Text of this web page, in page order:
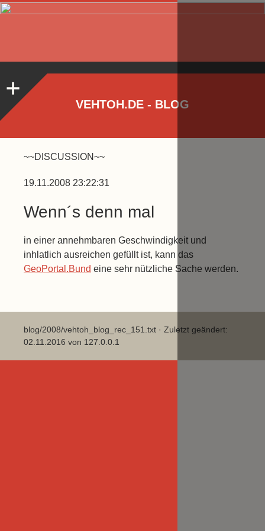
VEHTOH.DE - BLOG
~~DISCUSSION~~
19.11.2008 23:22:31
Wenn´s denn mal
in einer annehmbaren Geschwindigkeit und
inhlatlich ausreichen gefüllt ist, kann das
GeoPortal.Bund eine sehr nützliche Sache werden.
blog/2008/vehtoh_blog_rec_151.txt · Zuletzt geändert:
02.11.2016 von 127.0.0.1